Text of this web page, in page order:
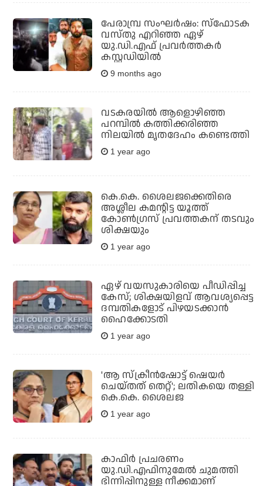
പേരാമ്പ്ര സംഘര്‍ഷം: സ്‌ഫോടക
വസ്തു എറിഞ്ഞ ഏഴ്
യു.ഡി.എഫ് പ്രവര്‍ത്തകര്‍
കസ്റ്റഡിയില്‍
9 months ago
വടകരയില്‍ ആളൊഴിഞ്ഞ
പറമ്പില്‍ കത്തിക്കരിഞ്ഞ
നിലയില്‍ മൃതദേഹം കണ്ടെത്തി
1 year ago
കെ.കെ. ശൈലജക്കെതിരെ
അശ്ലീല കമന്റിട്ട യൂത്ത്
കോണ്‍ഗ്രസ് പ്രവത്തകന് തടവും
ശിക്ഷയും
1 year ago
ഏഴ് വയസുകാരിയെ പീഡിപ്പിച്ച
കേസ്; ശിക്ഷയിളവ് ആവശ്യപ്പെട്ട
ദമ്പതികളോട് പിഴയടക്കാന്‍
ഹൈക്കോടതി
1 year ago
'ആ സ്‌ക്രീന്‍ഷോട്ട് ഷെയര്‍
ചെയ്തത് തെറ്റ്'; ലതികയെ തള്ളി
കെ.കെ. ശൈലജ
1 year ago
കാഫിര്‍ പ്രചരണം
യു.ഡി.എഫിനുമേല്‍ ചുമത്തി
ഭിന്നിപ്പിനുള്ള നീക്കമാണ്